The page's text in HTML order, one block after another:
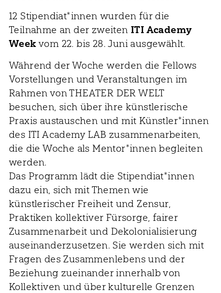
12 Stipendiat*innen wurden für die
Teilnahme an der zweiten ITI Academy
Week vom 22. bis 28. Juni ausgewählt.
Während der Woche werden die Fellows
Vorstellungen und Veranstaltungen im
Rahmen von THEATER DER WELT
besuchen, sich über ihre künstlerische
Praxis austauschen und mit Künstler*innen
des ITI Academy LAB zusammenarbeiten,
die die Woche als Mentor*innen begleiten
werden.
Das Programm lädt die Stipendiat*innen
dazu ein, sich mit Themen wie
künstlerischer Freiheit und Zensur,
Praktiken kollektiver Fürsorge, fairer
Zusammenarbeit und Dekolonialisierung
auseinanderzusetzen. Sie werden sich mit
Fragen des Zusammenlebens und der
Beziehung zueinander innerhalb von
Kollektiven und über kulturelle Grenzen